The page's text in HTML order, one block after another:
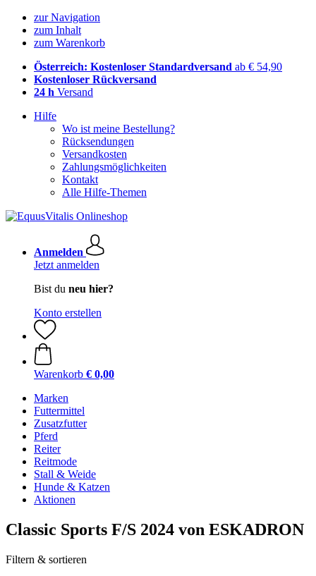
zur Navigation
zum Inhalt
zum Warenkorb
Österreich: Kostenloser Standardversand ab € 54,90
Kostenloser Rückversand
24 h Versand
Hilfe
Wo ist meine Bestellung?
Rücksendungen
Versandkosten
Zahlungsmöglichkeiten
Kontakt
Alle Hilfe-Themen
Anmelden
Jetzt anmelden
Bist du neu hier?
Konto erstellen
Warenkorb € 0,00
Marken
Futtermittel
Zusatzfutter
Pferd
Reiter
Reitmode
Stall & Weide
Hunde & Katzen
Aktionen
Classic Sports F/S 2024 von ESKADRON
Filtern & sortieren